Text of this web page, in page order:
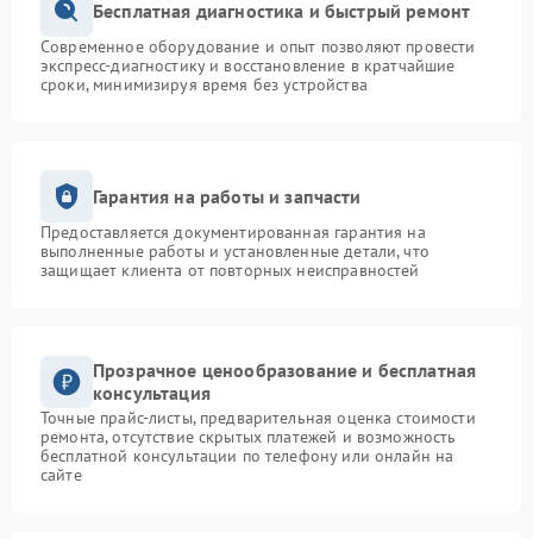
Бесплатная диагностика и быстрый ремонт
Современное оборудование и опыт позволяют провести
экспресс-диагностику и восстановление в кратчайшие
сроки, минимизируя время без устройства
Гарантия на работы и запчасти
Предоставляется документированная гарантия на
выполненные работы и установленные детали, что
защищает клиента от повторных неисправностей
Прозрачное ценообразование и бесплатная
консультация
Точные прайс-листы, предварительная оценка стоимости
ремонта, отсутствие скрытых платежей и возможность
бесплатной консультации по телефону или онлайн на
сайте